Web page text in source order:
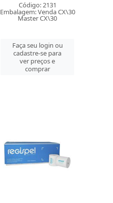
Código: 2131
Embalagem: Venda CX\30
Master CX\30
Faça seu login ou
cadastre-se para
ver preços e
comprar